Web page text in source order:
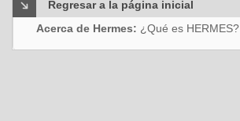
Regresar a la página inicial
Acerca de Hermes: ¿Qué es HERMES?